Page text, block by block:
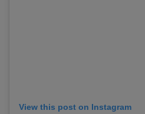
View this post on Instagram